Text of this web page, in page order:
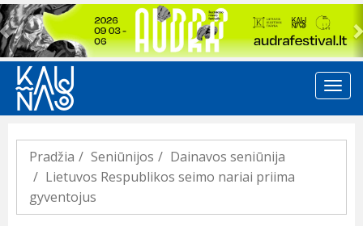
Previous
Pradžia Seniūnijos
Dainavos seniūnija
Lietuvos Respublikos seimo nariai priima
gyventojus